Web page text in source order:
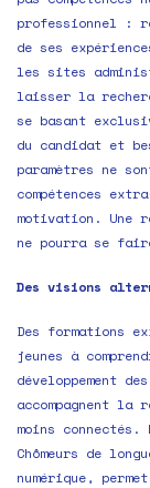
professionnel :
de ses
les sites
laisser la
se basant
du candidat et
paramètres ne
compétences
motivation. Une
ne pourra se faire
Des visions
Des formations
jeunes à
développement
accompagnent la
moins
Chômeurs de
numérique,